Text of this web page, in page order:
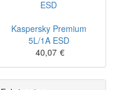
Kaspersky Premium
5L/1A ESD
40,07 €